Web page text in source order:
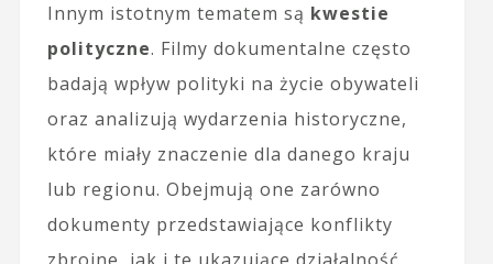
Innym istotnym tematem są kwestie
polityczne. Filmy dokumentalne często
badają wpływ polityki na życie obywateli
oraz analizują wydarzenia historyczne,
które miały znaczenie dla danego kraju
lub regionu. Obejmują one zarówno
dokumenty przedstawiające konflikty